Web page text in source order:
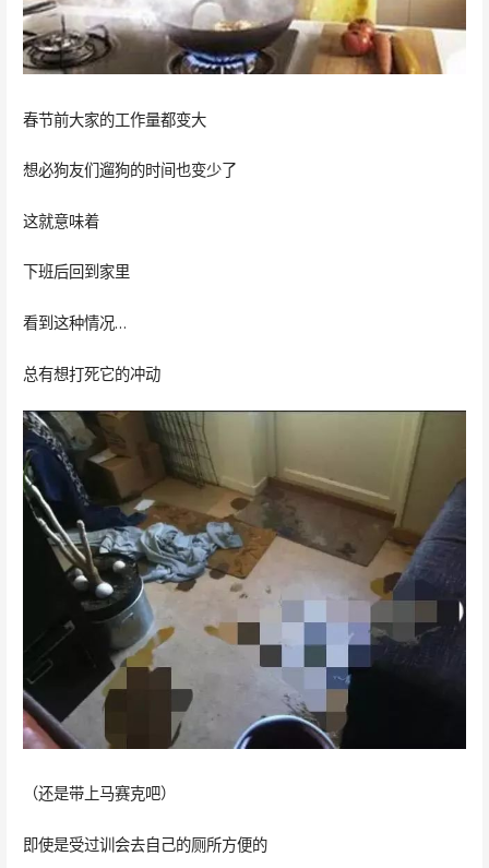
春节前大家的工作量都变大
想必狗友们遛狗的时间也变少了
这就意味着
下班后回到家里
看到这种情况…
总有想打死它的冲动
（还是带上马赛克吧）
即使是受过训会去自己的厕所方便的